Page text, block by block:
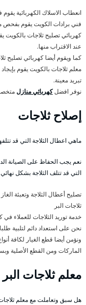
انعطاب الاسلاك الكهربائية
فني برادات الكويت يقوم بفحص
كهربائي تصليح ثلاجات
عند الاقتراب منها.
كما ويقوم أيضا كهربائي تصليح
معلم ثلاجات بالكويت يقوم
تبريد معينة.
نوفر افضلكهربائي منازل
إصلاح ثلاجات
ماهي اعطال الثلاجة التي قد
نعم يجب الحفاظ على الصيانة
التي قد تتلف الثلاجة بشكل
تصليح أعطال الثلاجة وتعبئة
ثلاجات البر
خدمة توريد الثلاجات للعملاء
نحن على استعداد دائم لتلبية
ونؤمن أيضا قطع الغيار لكافة
الماركات ومن القطع الأصلية
معلم ثلاجات البر
هل سبق وتعاملت مع معلم